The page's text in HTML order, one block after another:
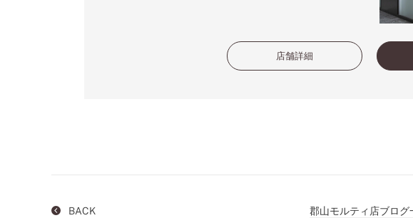
店舗詳細
BACK 郡山モルティ店ブログ